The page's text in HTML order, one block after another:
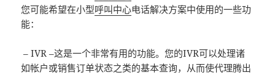
您可能希望在小型呼叫中心电话解决方案中使用的一些功
能：
– IVR –这是一个非常有用的功能。您的IVR可以处理诸
如帐户或销售订单状态之类的基本查询，从而使代理腾出